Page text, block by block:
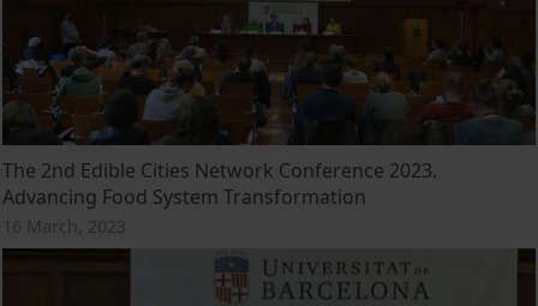
The 2nd Edible Cities Network Conference 2023.
Advancing Food System Transformation
16 March, 2023